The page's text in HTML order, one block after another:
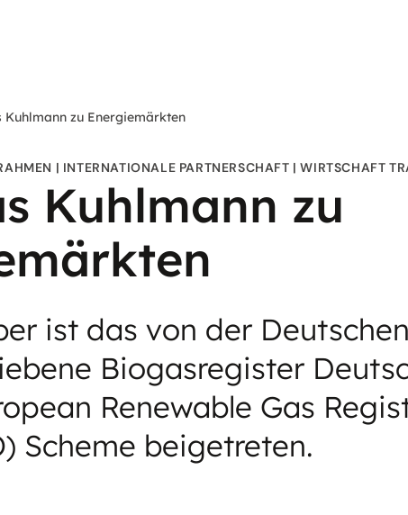
Kuhlmann zu Energiemärkten
INTERNATIONALE PARTNERSCHAFT WIRTSCHAFT
Kuhlmann zu
ist das von der
Biogasregister
Renewable Gas
Scheme beigetreten.